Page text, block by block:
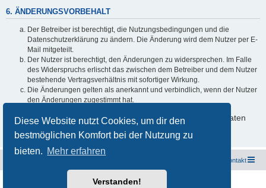
Diese Website nutzt Cookies, um dir den
bestmöglichen Komfort bei der Nutzung zu
bieten. Mehr erfahren
Verstanden!
6. ÄNDERUNGSVORBEHALT
Der Betreiber ist berechtigt, die Nutzungsbedingungen und die
Datenschutzerklärung zu ändern. Die Änderung wird dem Nutzer per E-
Mail mitgeteilt.
Der Nutzer ist berechtigt, den Änderungen zu widersprechen. Im Falle
des Widerspruchs erlischt das zwischen dem Betreiber und dem Nutzer
bestehende Vertragsverhältnis mit sofortiger Wirkung.
Die Änderungen gelten als anerkannt und verbindlich, wenn der Nutzer
den Änderungen zugestimmt hat.
Informationen über den Umgang mit deinen persönlichen Daten
sind in der Datenschutzerklärung enthalten.
Kontakt
phpBB® Forum Software © phpBB Limited